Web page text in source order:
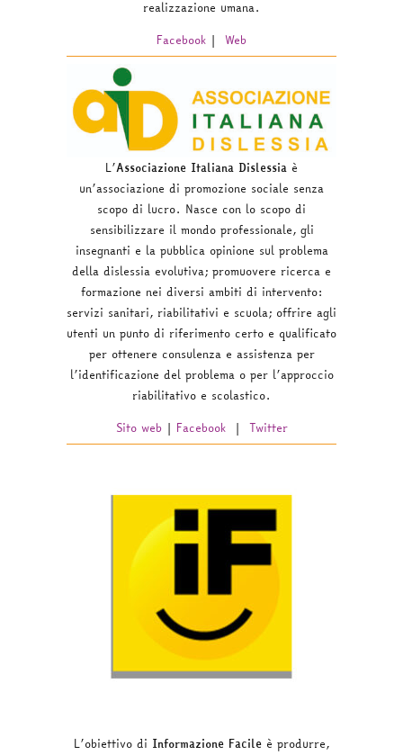
realizzazione umana.
Facebook | Web
L’Associazione Italiana Dislessia è
un’associazione di promozione sociale senza
scopo di lucro. Nasce con lo scopo di
sensibilizzare il mondo professionale, gli
insegnanti e la pubblica opinione sul problema
della dislessia evolutiva; promuovere ricerca e
formazione nei diversi ambiti di intervento:
servizi sanitari, riabilitativi e scuola; offrire agli
utenti un punto di riferimento certo e qualificato
per ottenere consulenza e assistenza per
l’identificazione del problema o per l’approccio
riabilitativo e scolastico.
Sito web| Facebook| Twitter
L’obiettivo di Informazione Facile è produrre,